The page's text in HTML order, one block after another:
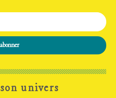
univers